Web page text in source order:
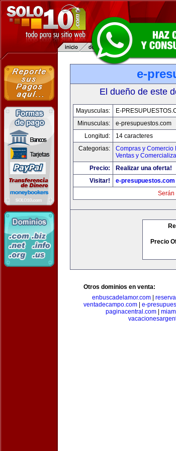
e-
El dueño de este
Mayusculas:
E-
Minusculas:
e-presupuestos.com
Longitud:
14 caracteres
Categorias:
Compras y Comercio
Ventas y
Precio:
Realizar una oferta!
Visitar!
e-presupuestos.com
Serán
Precio
Otros dominios en venta:
enbuscadelamor.com
ventadecampo.com
e-
paginacentral.com|